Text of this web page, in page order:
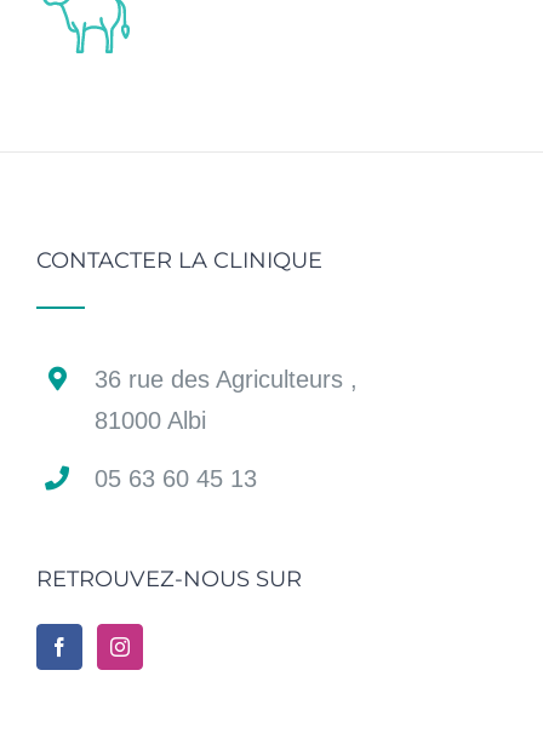
CONTACTER LA CLINIQUE
36 rue des Agriculteurs ,
81000 Albi
05 63 60 45 13
RETROUVEZ-NOUS SUR